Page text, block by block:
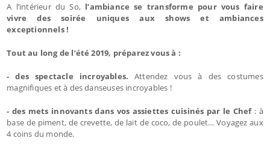
A l’intérieur du So, l’ambiance se transforme pour vous faire
vivre des soirée uniques aux shows et ambiances
exceptionnels !
Tout au long de l’été 2019, préparez vous à :
- des spectacle incroyables. Attendez vous à des costumes
magnifiques et à des danseuses incroyables !
- des mets innovants dans vos assiettes cuisinés par le Chef : à
base de piment, de crevette, de lait de coco, de poulet… Voyagez aux
4 coins du monde.